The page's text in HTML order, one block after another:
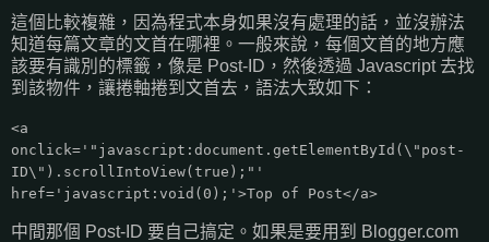
這個比較複雜，因為程式本身如果沒有處理的話，並沒辦法
知道每篇文章的文首在哪裡。一般來說，每個文首的地方應
該要有識別的標籤，像是 Post-ID，然後透過 Javascript 去找
到該物件，讓捲軸捲到文首去，語法大致如下：
<a
onclick='"javascript:document.getElementById(\"post-
ID\").scrollIntoView(true);"'
href='javascript:void(0);'>Top of Post</a>
中間那個 Post-ID 要自己搞定。如果是要用到 Blogger.com